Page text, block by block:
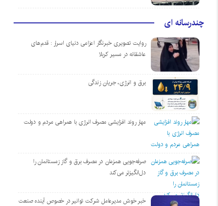
چندرسانه ای
روایت تصویری خبرنگار اعزامی دنیای اسرار : قدم‌های
عاشقانه در مسیر کربلا
برق و انرژی، جریان زندگی
مهار روند افزایشی مصرف انرژی با همراهی مردم و دولت
صرفه‌جویی همزمان در مصرف برق و گاز زمستانمان را
دل‌انگیزتر می‌کند
خبر خوش مدیرعامل شرکت توانیر در خصوص آینده صنعت